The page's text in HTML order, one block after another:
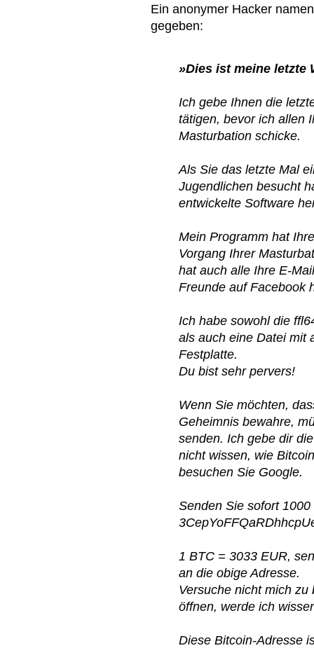
Ein anonymer Hacker
gegeben:
»Dies ist meine letzte
Ich gebe Ihnen die
tätigen, bevor ich allen
Masturbation schicke.
Als Sie das letzte Mal
Jugendlichen besucht
entwickelte Software
Mein Programm hat
Vorgang Ihrer
hat auch alle Ihre E-
Freunde auf Facebook
Ich habe sowohl die
als auch eine Datei mit
Festplatte.
Du bist sehr pervers!
Wenn Sie möchten,
Geheimnis bewahre,
senden. Ich gebe dir
nicht wissen, wie
besuchen Sie Google.
Senden Sie sofort
1 BTC = 3033 EUR,
an die obige Adresse.
Versuche nicht mich
öffnen, werde ich
Diese Bitcoin-Adresse